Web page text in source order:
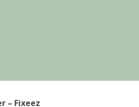
– Fixeez